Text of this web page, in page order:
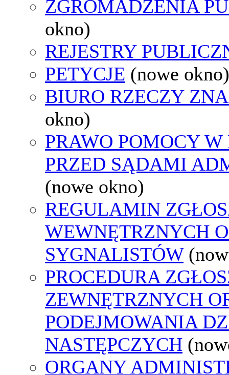
ZGROMADZENIA
okno)
REJESTRY
PETYCJE (nowe okno)
BIURO RZECZY
okno)
PRAWO POMOCY
PRZED SĄDAMI
(nowe okno)
REGULAMIN
WEWNĘTRZNYCH
SYGNALISTÓW
PROCEDURA
ZEWNĘTRZNYCH
PODEJMOWANIA
NASTĘPCZYCH
ORGANY